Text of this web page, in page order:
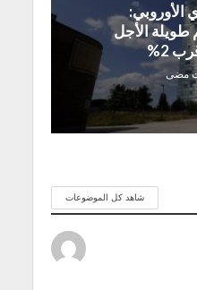
الأوروبي:
طويلة الأجل
2%
شاهد كل الموضوعات